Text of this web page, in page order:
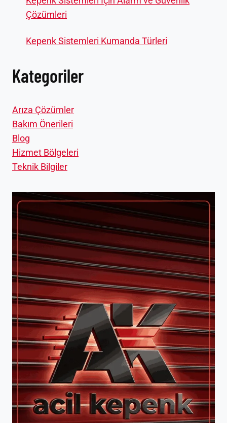
Çözümleri
Kepenk Sistemleri Kumanda Türleri
Kategoriler
Arıza Çözümler
Bakım Önerileri
Blog
Hizmet Bölgeleri
Teknik Bilgiler